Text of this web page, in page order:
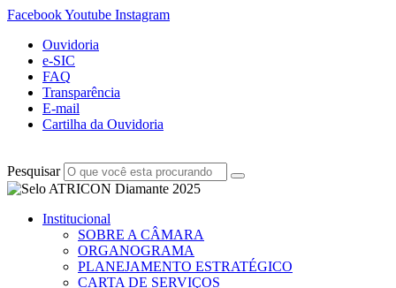
FacebookYoutube Instagram
Ouvidoria
e-SIC
FAQ
Transparência
E-mail
Cartilha da Ouvidoria
Pesquisar
Institucional
SOBRE A CÂMARA
ORGANOGRAMA
PLANEJAMENTO ESTRATÉGICO
CARTA DE SERVIÇOS